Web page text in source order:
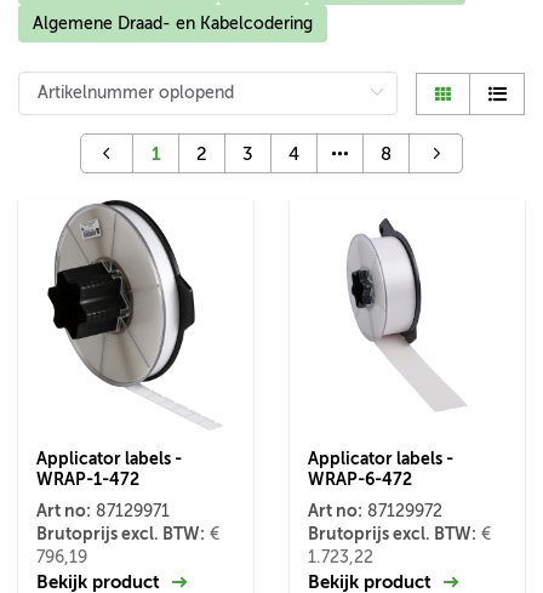
Algemene Draad- en Kabelcodering
1 2 3 4 8
Applicator labels -
WRAP-1-472
Art no: 87129971
Brutoprijs excl. BTW: €
796,19
Bekijk product
Applicator labels -
WRAP-6-472
Art no: 87129972
Brutoprijs excl. BTW: €
1.723,22
Bekijk product